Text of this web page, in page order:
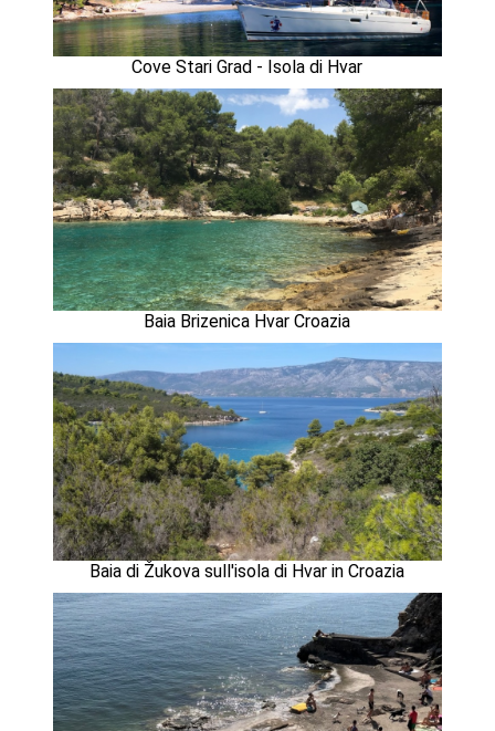
Cove Stari Grad - Isola di Hvar
Baia Brizenica Hvar Croazia
Baia di Žukova sull'isola di Hvar in Croazia